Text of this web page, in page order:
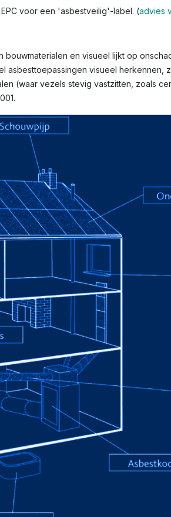
voor een 'asbestveilig'-label. (advies
en visueel lijkt op
asbesttoepassingen visueel herkennen,
(waar vezels stevig vastzitten, zoals